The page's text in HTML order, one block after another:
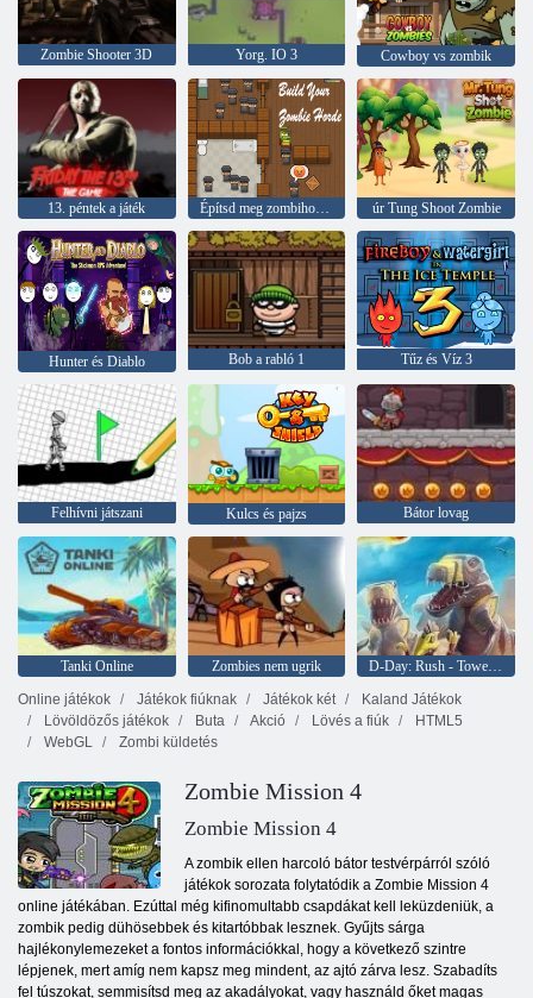
Zombie Shooter 3D Yorg. IO 3 Cowboy vs zombik
13. péntek a játék Építsd meg zombihordádat úr Tung Shoot Zombie
Hunter és Diablo Bob a rabló 1 Tűz és Víz 3
Felhívni játszani Kulcs és pajzs Bátor lovag
Tanki Online Zombies nem ugrik
D-Day: Rush - Tower Defense
Online játékok
Játékok fiúknak Játékok két
Kaland Játékok
Lövöldözős játékok
Buta Akció Lövés a fiúk
HTML5
WebGL
Zombi küldetés
Zombie Mission 4
Zombie Mission 4
A zombik ellen harcoló bátor testvérpárról szóló
játékok sorozata folytatódik a Zombie Mission 4
online játékában. Ezúttal még kifinomultabb csapdákat kell leküzdeniük, a
zombik pedig dühösebbek és kitartóbbak lesznek. Gyűjts sárga
hajlékonylemezeket a fontos információkkal, hogy a következő szintre
lépjenek, mert amíg nem kapsz meg mindent, az ajtó zárva lesz. Szabadíts
fel túszokat, semmisítsd meg az akadályokat, vagy használd őket magas